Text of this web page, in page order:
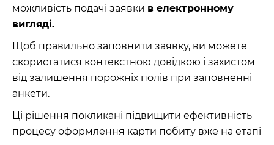
можливість подачі заявки в електронному
вигляді.
Щоб правильно заповнити заявку, ви можете
скористатися контекстною довідкою і захистом
від залишення порожніх полів при заповненні
анкети.
Ці рішення покликані підвищити ефективність
процесу оформлення карти побиту вже на етапі